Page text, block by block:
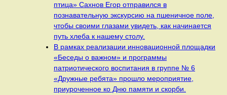
птица» Сахнов Егор отправился в
познавательную экскурсию на пшеничное поле,
чтобы своими глазами увидеть, как начинается
путь хлеба к нашему столу.
В рамках реализации инновационной площадки
«Беседы о важном» и программы
патриотического воспитания в группе № 6
«Дружные ребята» прошло мероприятие,
приуроченное ко Дню памяти и скорби.